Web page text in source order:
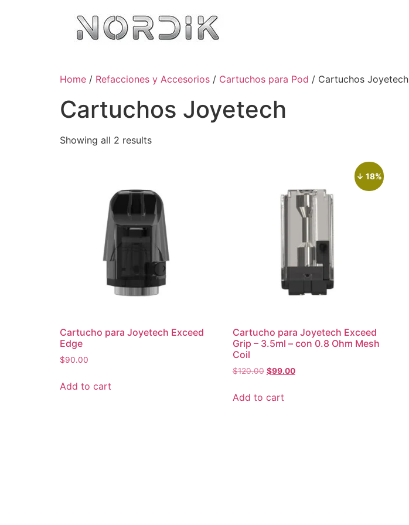
Home / Refacciones y Accesorios / Cartuchos para Pod / Cartuchos Joyetech
Cartuchos Joyetech
Showing all 2 results
Cartucho para Joyetech Exceed
Edge
$90.00
Add to cart
↓ 18%
Cartucho para Joyetech Exceed
Grip – 3.5ml – con 0.8 Ohm Mesh
Coil
$120.00 $99.00
Add to cart